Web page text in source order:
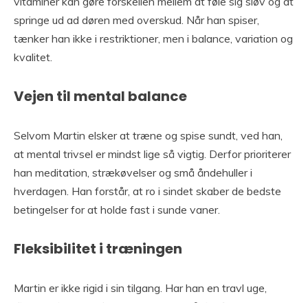
springe ud ad døren med overskud. Når han spiser,
tænker han ikke i restriktioner, men i balance, variation og
kvalitet.
Vejen til mental balance
Selvom Martin elsker at træne og spise sundt, ved han,
at mental trivsel er mindst lige så vigtig. Derfor prioriterer
han meditation, strækøvelser og små åndehuller i
hverdagen. Han forstår, at ro i sindet skaber de bedste
betingelser for at holde fast i sunde vaner.
Fleksibilitet i træningen
Martin er ikke rigid i sin tilgang. Har han en travl uge,